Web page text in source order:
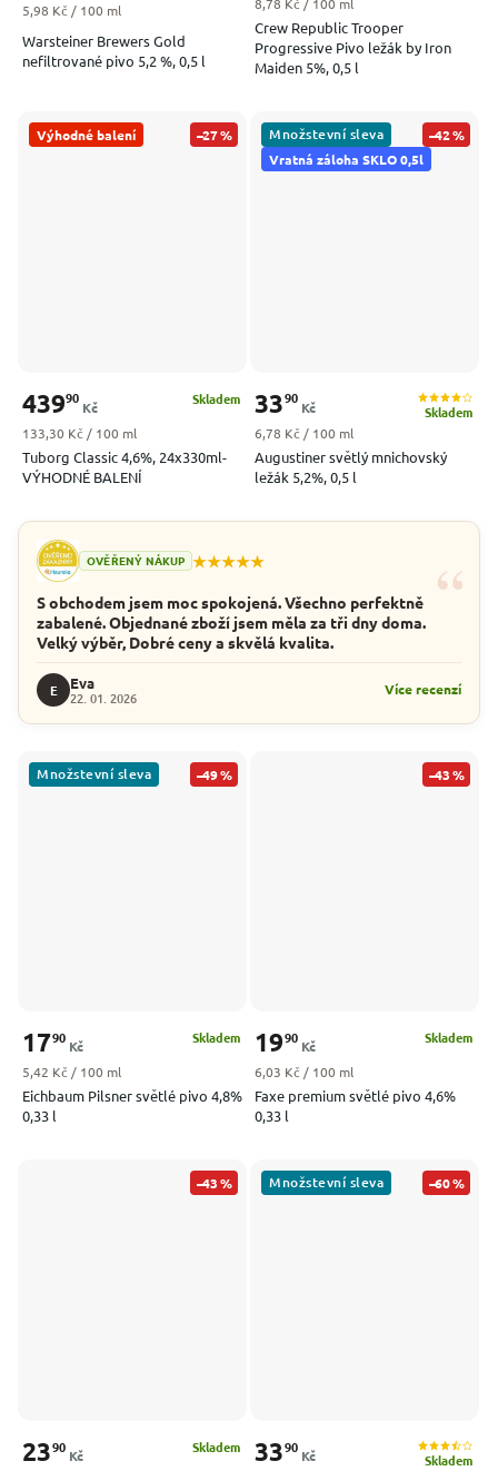
Warsteiner Brewers Gold
nefiltrované pivo 5,2 %, 0,5 l
Měrná cena:
5,98 Kč / 100 ml
Crew Republic Trooper
Progressive Pivo ležák by Iron
Maiden 5%, 0,5 l
Výhodné balení –27 %
Tuborg Classic 4,6%, 24x330ml-
VÝHODNÉ BALENÍ
Skladem
43990
Kč
Měrná cena:
133,30 Kč / 100 ml
Vratná záloha SKLO 0,5l
Množstevní sleva –42 %
Augustiner světlý mnichovský
ležák 5,2%, 0,5 l
Skladem
3390
Kč
Měrná cena:
6,78 Kč / 100 ml
OVĚŘENÝ NÁKUP ★★★★★ “
S obchodem jsem moc spokojená. Všechno perfektně
zabalené. Objednané zboží jsem měla za tři dny doma.
Velký výběr, Dobré ceny a skvělá kvalita.
E
Eva
22. 01. 2026
Více recenzí
Množstevní sleva –49 %
Eichbaum Pilsner světlé pivo 4,8%
0,33 l
Skladem
1790
Kč
Měrná cena:
5,42 Kč / 100 ml
–43 %
Faxe premium světlé pivo 4,6%
0,33 l
Skladem
1990
Kč
Měrná cena:
6,03 Kč / 100 ml
–43 %
Skladem
2390
Kč
Množstevní sleva –60 %
Skladem
3390
Kč